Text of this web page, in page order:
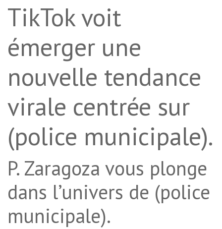
TikTok voit
émerger une
nouvelle tendance
virale centrée sur
(police municipale).
P. Zaragoza vous plonge
dans l’univers de (police
municipale).